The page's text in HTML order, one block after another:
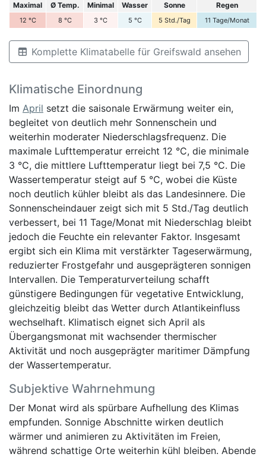
Maximal Ø Temp. Minimal Wasser Sonne Regen
12 °C 8 °C 3 °C 5 °C 5 Std./Tag 11 Tage/Monat
Komplette Klimatabelle für Greifswald ansehen
Klimatische Einordnung
Im April setzt die saisonale Erwärmung weiter ein,
begleitet von deutlich mehr Sonnenschein und
weiterhin moderater Niederschlagsfrequenz. Die
maximale Lufttemperatur erreicht 12 °C, die minimale
3 °C, die mittlere Lufttemperatur liegt bei 7,5 °C. Die
Wassertemperatur steigt auf 5 °C, wobei die Küste
noch deutlich kühler bleibt als das Landesinnere. Die
Sonnenscheindauer zeigt sich mit 5 Std./Tag deutlich
verbessert, bei 11 Tage/Monat mit Niederschlag bleibt
jedoch die Feuchte ein relevanter Faktor. Insgesamt
ergibt sich ein Klima mit verstärkter Tageserwärmung,
reduzierter Frostgefahr und ausgeprägteren sonnigen
Intervallen. Die Temperaturverteilung schafft
günstigere Bedingungen für vegetative Entwicklung,
gleichzeitig bleibt das Wetter durch Atlantikeinfluss
wechselhaft. Klimatisch eignet sich April als
Übergangsmonat mit wachsender thermischer
Aktivität und noch ausgeprägter maritimer Dämpfung
der Wassertemperatur.
Subjektive Wahrnehmung
Der Monat wird als spürbare Aufhellung des Klimas
empfunden. Sonnige Abschnitte wirken deutlich
wärmer und animieren zu Aktivitäten im Freien,
während schattige Orte weiterhin kühl bleiben. Abende